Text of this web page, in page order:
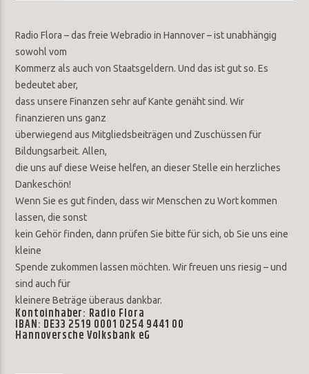
Radio Flora – das freie Webradio in Hannover – ist unabhängig
sowohl vom
Kommerz als auch von Staatsgeldern. Und das ist gut so. Es
bedeutet aber,
dass unsere Finanzen sehr auf Kante genäht sind. Wir
finanzieren uns ganz
überwiegend aus Mitgliedsbeiträgen und Zuschüssen für
Bildungsarbeit. Allen,
die uns auf diese Weise helfen, an dieser Stelle ein herzliches
Dankeschön!
Wenn Sie es gut finden, dass wir Menschen zu Wort kommen
lassen, die sonst
kein Gehör finden, dann prüfen Sie bitte für sich, ob Sie uns eine
kleine
Spende zukommen lassen möchten. Wir freuen uns riesig – und
sind auch für
kleinere Beträge überaus dankbar.
Kontoinhaber: Radio Flora
IBAN: DE33 2519 0001 0254 9441 00
Hannoversche Volksbank eG